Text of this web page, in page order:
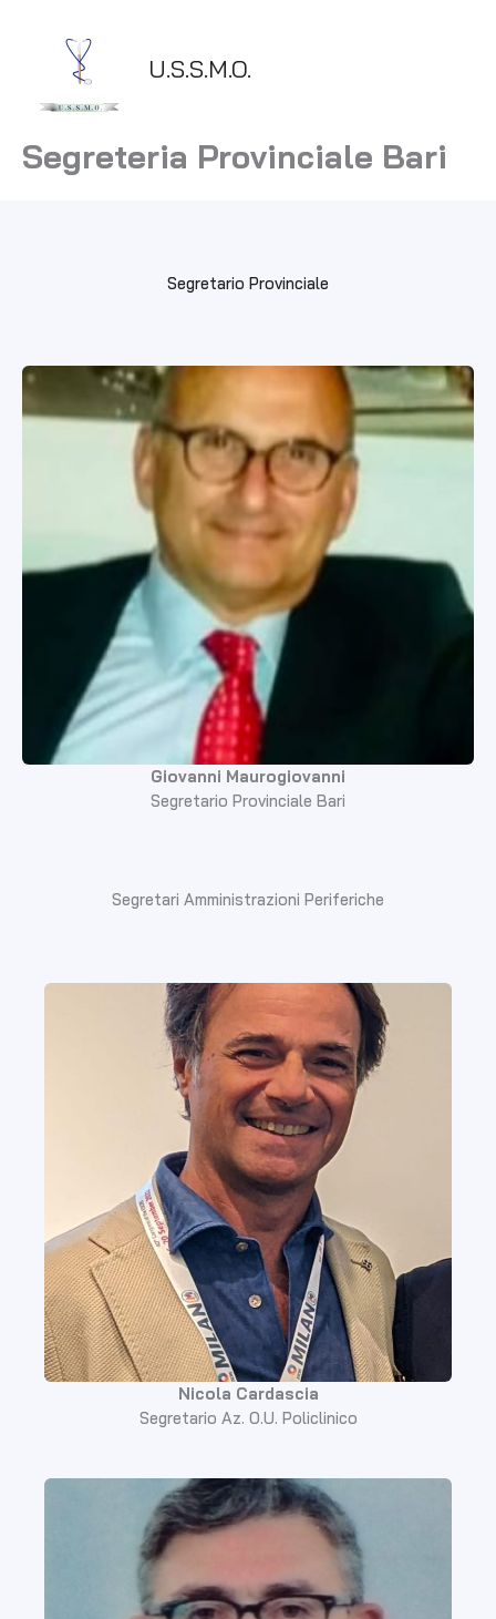
contenuto
U.S.S.M.O.
Segreteria Provinciale Bari
Segretario Provinciale
Giovanni Maurogiovanni
Segretario Provinciale Bari
Segretari Amministrazioni Periferiche
Nicola Cardascia
Segretario Az. O.U. Policlinico